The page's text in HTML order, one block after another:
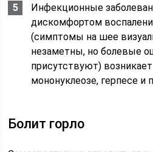
Инфекционные
дискомфортом
(симптомы на шее
незаметны, но болевые
присутствуют)
мононуклеозе, герпесе и
Болит горло